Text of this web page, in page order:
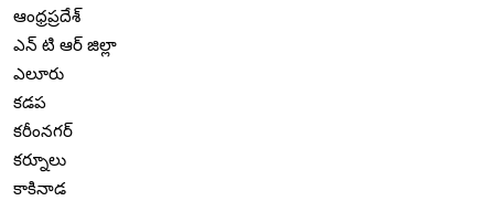
ఆంధ్రప్రదేశ్
ఎన్ టి ఆర్ జిల్లా
ఎలూరు
కడప
కరీంనగర్
కర్నూలు
కాకినాడ